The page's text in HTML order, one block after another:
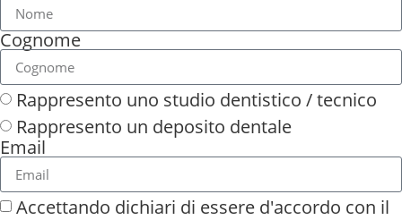
Cognome
Rappresento uno studio dentistico / tecnico
Rappresento un deposito dentale
Email
Accettando dichiari di essere d'accordo con il